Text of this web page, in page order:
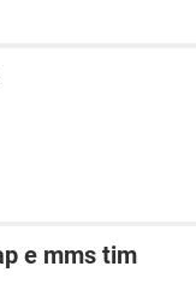
e mms tim